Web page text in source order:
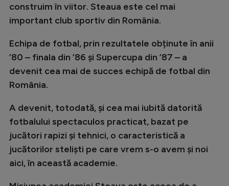
Tenis
Natație
Formula 1
Auto
Rugby
Ciclism
Alte sporturi
construim în viitor. Steaua este cel mai
important club sportiv din România.
Echipa de fotbal, prin rezultatele obținute în anii
’80 – finala din ’86 și Supercupa din ’87 – a
devenit cea mai de succes echipă de fotbal din
România.
A devenit, totodată, și cea mai iubită datorită
fotbalului spectaculos practicat, bazat pe
jucători rapizi și tehnici, o caracteristică a
jucătorilor steliști pe care vrem s-o avem și noi
aici, în această academie.